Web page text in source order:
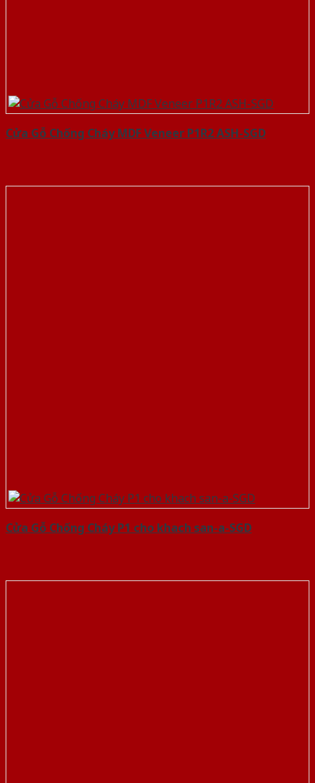
Cửa Gỗ Chống Cháy MDF Veneer P1R2 ASH-SGD
Cửa Gỗ Chống Cháy P1 cho khach san-a-SGD